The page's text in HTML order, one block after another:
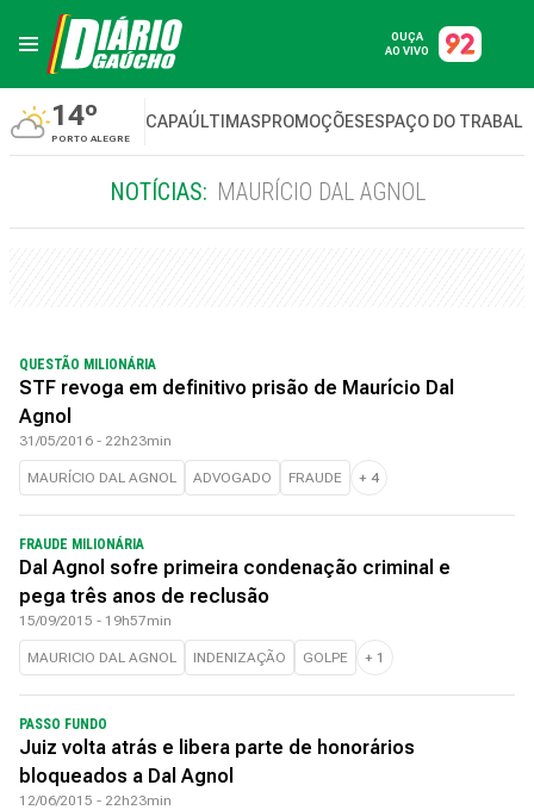
OUÇA
AO VIVO
14º
PORTO ALEGRE
CAPAÚLTIMASPROMOÇÕESESPAÇO DO
NOTÍCIAS: MAURÍCIO DAL AGNOL
QUESTÃO MILIONÁRIA
STF revoga em definitivo prisão de Maurício Dal
Agnol
31/05/2016 - 22h23min
MAURÍCIO DAL AGNOL ADVOGADO FRAUDE + 4
FRAUDE MILIONÁRIA
Dal Agnol sofre primeira condenação criminal e
pega três anos de reclusão
15/09/2015 - 19h57min
MAURICIO DAL AGNOL INDENIZAÇÃO GOLPE + 1
PASSO FUNDO
Juiz volta atrás e libera parte de honorários
bloqueados a Dal Agnol
12/06/2015 - 22h23min